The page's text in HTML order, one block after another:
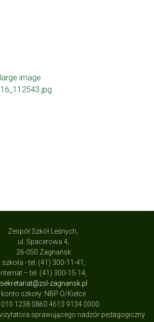
Zespół Szkół Leśnych,
ul. Spacerowa 4,
26-050 Zagnańsk
szkoła - tel. (41) 300-11-41,
internat – tel. (41) 300-15-14,
sekretariat@zsl-zagnansk.pl
konto szkoły: NBP O/Kielce
1238 0860 4613 9134 0000
sprawującego nadzór pedagogiczny